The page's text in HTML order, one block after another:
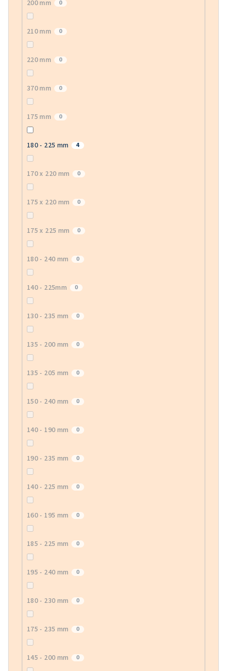
200 mm 0
210 mm 0
220 mm 0
370 mm 0
175 mm 0
180 - 225 mm 4
170 x 220 mm 0
175 x 220 mm 0
175 x 225 mm 0
180 - 240 mm 0
140 - 225mm 0
130 - 235 mm 0
135 - 200 mm 0
135 - 205 mm 0
150 - 240 mm 0
140 - 190 mm 0
190 - 235 mm 0
140 - 225 mm 0
160 - 195 mm 0
185 - 225 mm 0
195 - 240 mm 0
180 - 230 mm 0
175 - 235 mm 0
145 - 200 mm 0